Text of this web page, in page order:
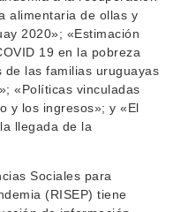
alimentaria de ollas y
2020»; «Estimación
19 en la pobreza
de las familias uruguayas
«Políticas vinculadas
y los ingresos»; y «El
llegada de la
Sociales para
(RISEP) tiene